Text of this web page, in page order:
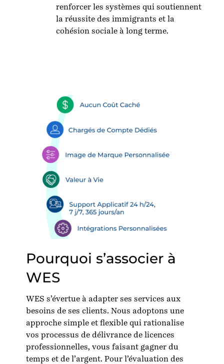
renforcer les systèmes qui soutiennent
la réussite des immigrants et la
cohésion sociale à long terme.
Pourquoi s’associer à
WES
WES s’évertue à adapter ses services aux
besoins de ses clients. Nous adoptons une
approche simple et flexible qui rationalise
vos processus de délivrance de licences
professionnelles, vous faisant gagner du
temps et de l’argent. Pour l’évaluation des